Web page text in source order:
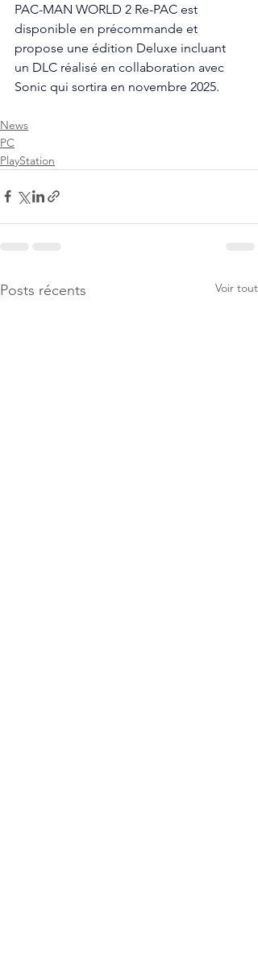
PAC-MAN WORLD 2 Re-PAC est
disponible en précommande et
propose une édition Deluxe incluant
un DLC réalisé en collaboration avec
Sonic qui sortira en novembre 2025.
News
PC
PlayStation
Posts récents Voir tout